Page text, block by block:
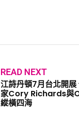
READ NEXT
江詩丹頓7月台北開展
家Cory Richards與
縱橫四海